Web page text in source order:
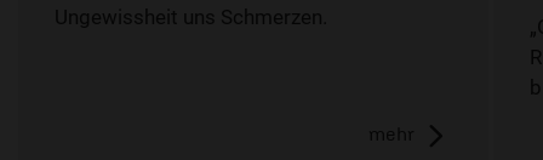
Ungewissheit uns Schmerzen.
mehr